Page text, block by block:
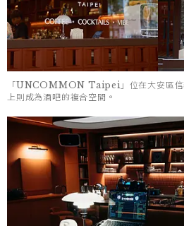
「UNCOMMON Taipei」位在大安區信
上則成為酒吧的複合空間。